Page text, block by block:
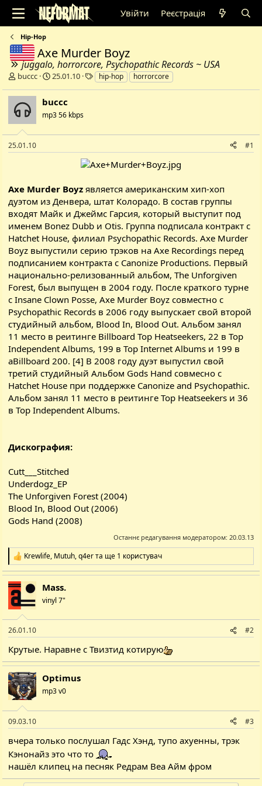
Увійти Реєстрація
Hip-Hop
Axe Murder Boyz
juggalo, horrorcore, Psychopathic Records ~ USA
А
т
о
р
е
м
buccc
Д
а
с
в
н
я
25.01.10
Т
е
hip-hop horrorcore
buccc
mp3 56 kbps
25.01.10 #1
Axe Murder Boyz является американским хип-хоп
дуэтом из Денвера, штат Колорадо. В состав группы
входят Майк и Джеймс Гарсия, который выступит под
именем Bonez Dubb и Otis. Группа подписала контракт с
Hatchet House, филиал Psychopathic Records. Axe Murder
Boyz выпустили серию трэков на Axe Recordings перед
подписанием контракта с Canonize Productions. Первый
национально-релизованный альбом, The Unforgiven
Forest, был выпущен в 2004 году. После краткого турне
с Insane Clown Posse, Axe Murder Boyz совместно с
Psychopathic Records в 2006 году выпускает свой второй
студийный альбом, Blood In, Blood Out. Альбом занял
11 место в реитинге Billboard Top Heatseekers, 22 в Top
Independent Albums, 199 в Top Internet Albums и 199 в
аBillboard 200. [4] В 2008 году дуэт выпустил свой
третий студийный Альбом Gods Hand совмесно с
Hatchet House при поддержке Canonize and Psychopathic.
Альбом занял 11 место в реитинге Top Heatseekers и 36
в Top Independent Albums.
Дискография:
Cutt___Stitched
Underdogz_EP
The Unforgiven Forest (2004)
Blood In, Blood Out (2006)
Gods Hand (2008)
Останнє редагування модератором: 20.03.13
Р
е
а
к
ц
і
Krewlife, Mutuh,q4erта ще 1 користувач
Mass.
vinyl 7"
26.01.10 #2
Крутые. Наравне с Твизтид котирую
Optimus
mp3 v0
09.03.10 #3
вчера только послушал Гадс Хэнд, тупо ахуенны, трэк
Кэнонайз это что то
нашёл клипец на песняк Редрам Веа Айм фром